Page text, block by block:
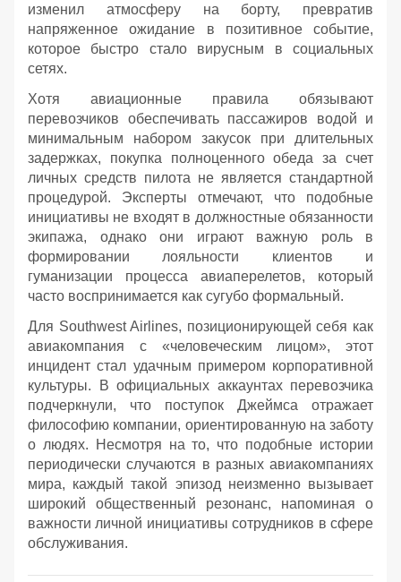
изменил атмосферу на борту, превратив
напряженное ожидание в позитивное событие,
которое быстро стало вирусным в социальных
сетях.
Хотя авиационные правила обязывают
перевозчиков обеспечивать пассажиров водой и
минимальным набором закусок при длительных
задержках, покупка полноценного обеда за счет
личных средств пилота не является стандартной
процедурой. Эксперты отмечают, что подобные
инициативы не входят в должностные обязанности
экипажа, однако они играют важную роль в
формировании лояльности клиентов и
гуманизации процесса авиаперелетов, который
часто воспринимается как сугубо формальный.
Для Southwest Airlines, позиционирующей себя как
авиакомпания с «человеческим лицом», этот
инцидент стал удачным примером корпоративной
культуры. В официальных аккаунтах перевозчика
подчеркнули, что поступок Джеймса отражает
философию компании, ориентированную на заботу
о людях. Несмотря на то, что подобные истории
периодически случаются в разных авиакомпаниях
мира, каждый такой эпизод неизменно вызывает
широкий общественный резонанс, напоминая о
важности личной инициативы сотрудников в сфере
обслуживания.